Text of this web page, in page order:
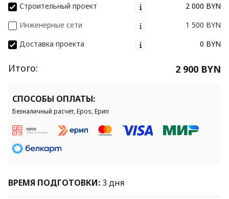
Строительный проект
2 000 BYN
Инженерные сети
1 500 BYN
Доставка проекта
0 BYN
Итого: 2 900 BYN
СПОСОБЫ ОПЛАТЫ:
Безналичный расчет, Epos, Ерип
ВРЕМЯ ПОДГОТОВКИ: 3 дня